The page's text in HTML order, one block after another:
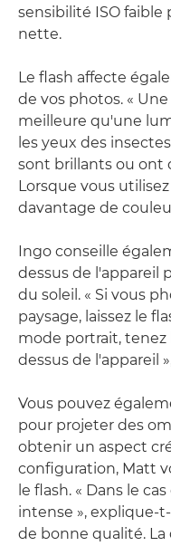
sensibilité ISO
nette.
Le flash affecte
de vos photos. «
meilleure qu'une
les yeux des
sont brillants ou ont
Lorsque vous
davantage de
Ingo conseille
dessus de l'appareil
du soleil. « Si vous
paysage, laissez le
mode portrait, tenez
dessus de l'appareil
Vous pouvez
pour projeter des
obtenir un aspect
configuration, Matt
le flash. « Dans le
intense », explique-
de bonne qualité.